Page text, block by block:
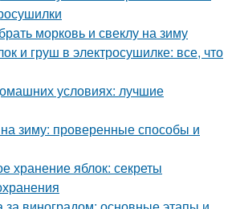
морковь и свеклу на зиму
и груш в электросушилке: все, что
условиях: лучшие
зиму: проверенные способы и
хранение яблок: секреты